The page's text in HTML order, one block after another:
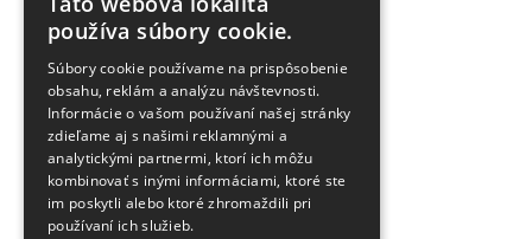
používa súbory cookie.
Súbory cookie používame na prispôsobenie
obsahu, reklám a analýzu návštevnosti.
Informácie o vašom používaní našej stránky
zdieľame aj s našimi reklamnými a
analytickými partnermi, ktorí ich môžu
kombinovať s inými informáciami, ktoré ste
im poskytli alebo ktoré zhromaždili pri
používaní ich služieb.